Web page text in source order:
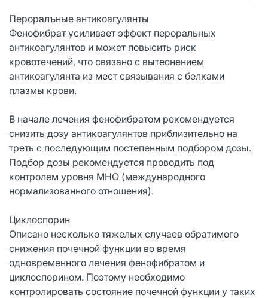
Пероралъные антикоагулянты
Фенофибрат усиливает эффект пероральных
антикоагулянтов и может повысить риск
кровотечений, что связано с вытеснением
антикоагулянта из мест связывания с белками
плазмы крови.
В начале лечения фенофибратом рекомендуется
снизить дозу антикоагулянтов приблизительно на
треть с последующим постепенным подбором дозы.
Подбор дозы рекомендуется проводить под
контролем уровня MHO (международного
нормализованного отношения).
Циклоспорин
Описано несколько тяжелых случаев обратимого
снижения почечной функции во время
одновременного лечения фенофибратом и
циклоспорином. Поэтому необходимо
контролировать состояние почечной функции у таких